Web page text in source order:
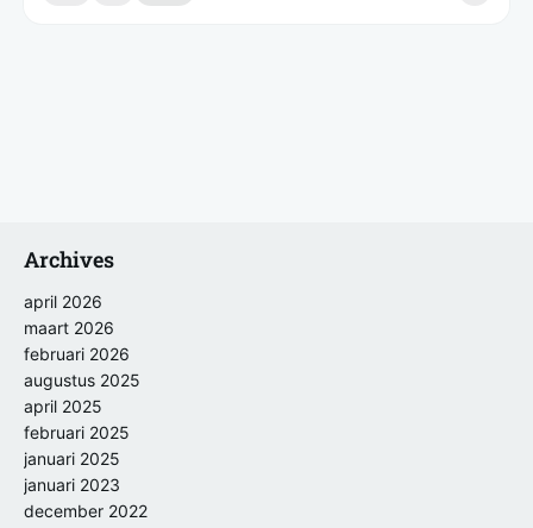
Archives
april 2026
maart 2026
februari 2026
augustus 2025
april 2025
februari 2025
januari 2025
januari 2023
december 2022